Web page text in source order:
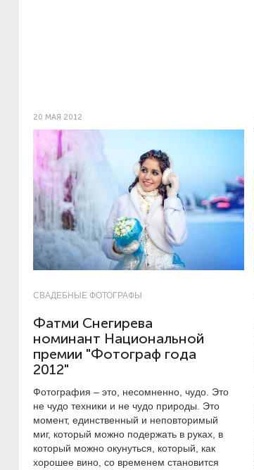
20 МАЯ 2012
СВАДЕБНЫЕ ФОТОГРАФЫ
Фатми Снегирева
номинант Национальной
премии "Фотограф года
2012"
Фотография – это, несомненно, чудо. Это
не чудо техники и не чудо природы. Это
момент, единственный и неповторимый
миг, который можно подержать в руках, в
который можно окунуться, который, как
хорошее вино, со временем становится